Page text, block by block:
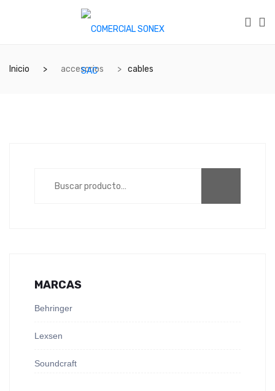
Inicio accesorios cables
MARCAS
Behringer
Lexsen
Soundcraft